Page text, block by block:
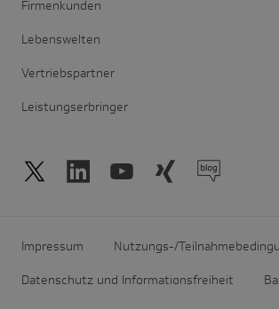
Firmenkunden
Lebenswelten
Vertriebspartner
Leistungserbringer
Impressum Nutzungs-/
Datenschutz und Informationsfreiheit